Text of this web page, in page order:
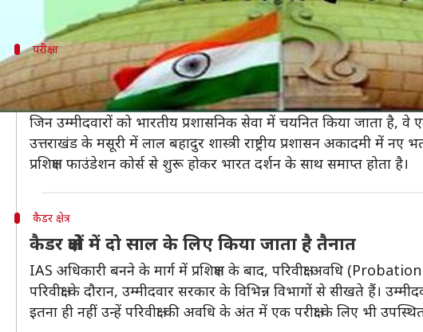
परीक्षा
सिविल सेवा परीक्षा और चयन प्रक्रिया
IAS अधिकारी बनने के लिए सबसे पहले उम्मीदवार को UPSC सिविल सेवा
जिन उम्मीदवारों को भारतीय प्रशासनिक सेवा में चयनित किया जाता है,
उत्तराखंड के मसूरी में लाल बहादुर शास्त्री राष्ट्रीय प्रशासन अकादमी में नए
प्रशिक्षण फाउंडेशन कोर्स से शुरू होकर भारत दर्शन के साथ समाप्त होता है।
कैडर क्षेत्र
कैडर क्षेत्रों में दो साल के लिए किया जाता है तैनात
IAS अधिकारी बनने के मार्ग में प्रशिक्षण के बाद, परिवीक्षा अवधि
परिवीक्षा के दौरान, उम्मीदवार सरकार के विभिन्न विभागों से सीखते हैं।
इतना ही नहीं उन्हें परिवीक्षा की अवधि के अंत में एक परीक्षा के लिए भी